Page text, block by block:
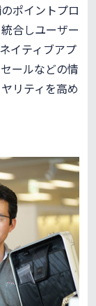
ポイントプロ
合しユーザー
イティブアプ
ールなどの情
リティを高め